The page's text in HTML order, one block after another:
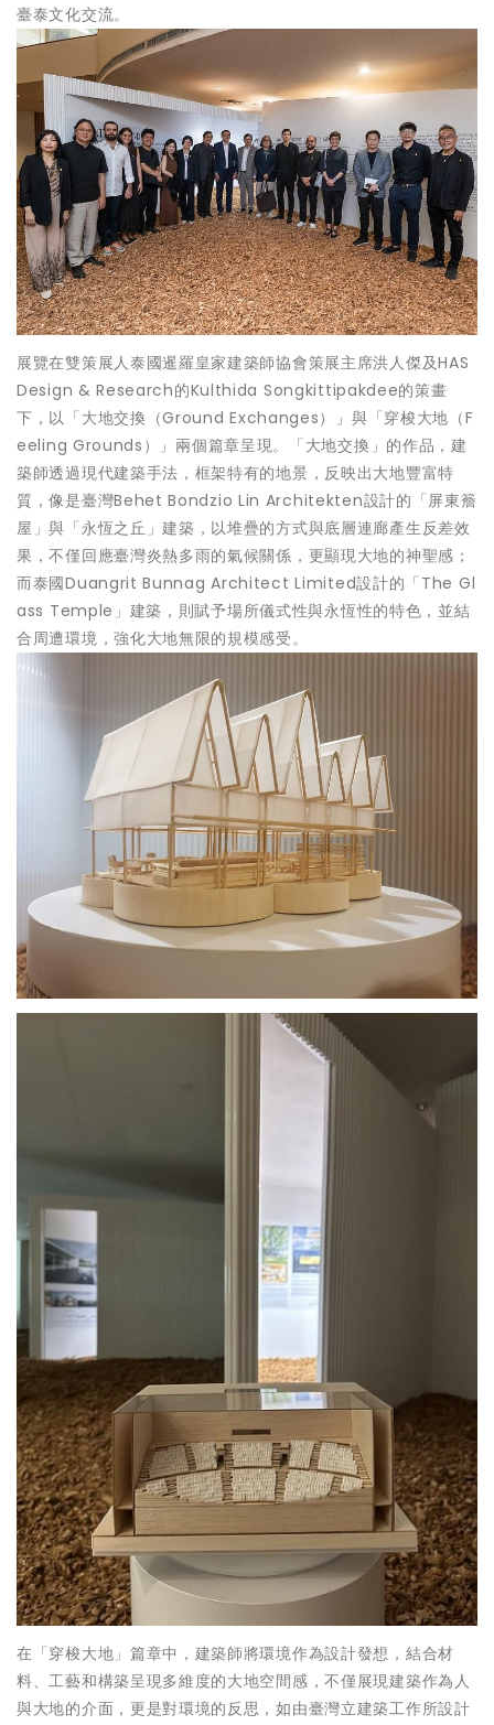
臺泰文化交流。
展覽在雙策展人泰國暹羅皇家建築師協會策展主席洪人傑及HAS
Design & Research的Kulthida Songkittipakdee的策畫
下，以「大地交換（Ground Exchanges）」與「穿梭大地（F
eeling Grounds）」兩個篇章呈現。「大地交換」的作品，建
築師透過現代建築手法，框架特有的地景，反映出大地豐富特
質，像是臺灣Behet Bondzio Lin Architekten設計的「屏東簷
屋」與「永恆之丘」建築，以堆疊的方式與底層連廊產生反差效
果，不僅回應臺灣炎熱多雨的氣候關係，更顯現大地的神聖感；
而泰國Duangrit Bunnag Architect Limited設計的「The Gl
ass Temple」建築，則賦予場所儀式性與永恆性的特色，並結
合周遭環境，強化大地無限的規模感受。
在「穿梭大地」篇章中，建築師將環境作為設計發想，結合材
料、工藝和構築呈現多維度的大地空間感，不僅展現建築作為人
與大地的介面，更是對環境的反思，如由臺灣立建築工作所設計